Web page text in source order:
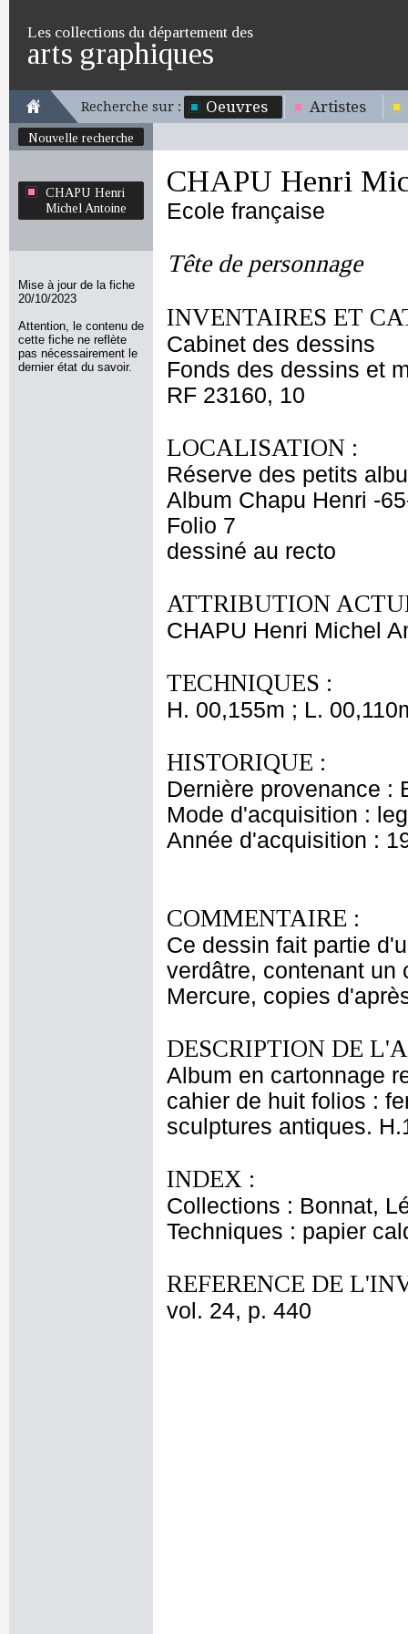
Les collections du département des
arts graphiques
Recherche sur : Oeuvres Artistes
Nouvelle recherche
CHAPU Henri
Michel Antoine
Mise à jour de la fiche
20/10/2023
Attention, le contenu de
cette fiche ne reflète
pas nécessairement le
dernier état du savoir.
CHAPU Henri
Ecole française
Tête de personnage
INVENTAIRES ET
Cabinet des dessins
Fonds des dessins et
RF 23160, 10
LOCALISATION :
Réserve des petits
Album Chapu Henri -
Folio 7
dessiné au recto
ATTRIBUTION
CHAPU Henri Michel
TECHNIQUES :
H. 00,155m ; L.
HISTORIQUE :
Dernière provenance :
Mode d'acquisition :
Année d'acquisition :
COMMENTAIRE :
Ce dessin fait partie
verdâtre, contenant un
Mercure, copies
DESCRIPTION DE
Album en cartonnage
cahier de huit folios :
sculptures antiques.
INDEX :
Collections : Bonnat,
Techniques : papier
REFERENCE DE
vol. 24, p. 440